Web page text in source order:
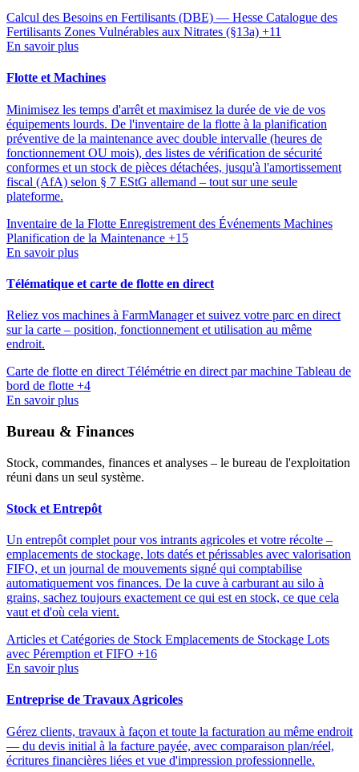
Calcul des Besoins en Fertilisants (DBE) — Hesse Catalogue des
Fertilisants Zones Vulnérables aux Nitrates (§13a) +11
En savoir plus
Flotte et Machines
Minimisez les temps d'arrêt et maximisez la durée de vie de vos
équipements lourds. De l'inventaire de la flotte à la planification
préventive de la maintenance avec double intervalle (heures de
fonctionnement OU mois), des listes de vérification de sécurité
conformes et un stock de pièces détachées, jusqu'à l'amortissement
fiscal (AfA) selon § 7 EStG allemand – tout sur une seule
plateforme.
Inventaire de la Flotte Enregistrement des Événements Machines
Planification de la Maintenance +15
En savoir plus
Télématique et carte de flotte en direct
Reliez vos machines à FarmManager et suivez votre parc en direct
sur la carte – position, fonctionnement et utilisation au même
endroit.
Carte de flotte en direct Télémétrie en direct par machine Tableau de
bord de flotte +4
En savoir plus
Bureau & Finances
Stock, commandes, finances et analyses – le bureau de l'exploitation
réuni dans un seul système.
Stock et Entrepôt
Un entrepôt complet pour vos intrants agricoles et votre récolte –
emplacements de stockage, lots datés et périssables avec valorisation
FIFO, et un journal de mouvements signé qui comptabilise
automatiquement vos finances. De la cuve à carburant au silo à
grains, sachez toujours exactement ce qui est en stock, ce que cela
vaut et d'où cela vient.
Articles et Catégories de Stock Emplacements de Stockage Lots
avec Péremption et FIFO +16
En savoir plus
Entreprise de Travaux Agricoles
Gérez clients, travaux à façon et toute la facturation au même endroit
— du devis initial à la facture payée, avec comparaison plan/réel,
écritures financières liées et vue d'impression professionnelle.